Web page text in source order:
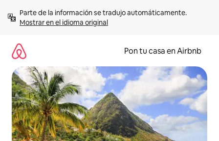
contenidoMostrar en el idioma original
Pon tu casa en Airbnb